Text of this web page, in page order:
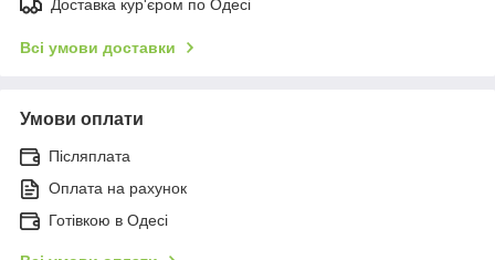
Доставка кур'єром по Одесі
Всі умови доставки
Умови оплати
Післяплата
Оплата на рахунок
Готівкою в Одесі